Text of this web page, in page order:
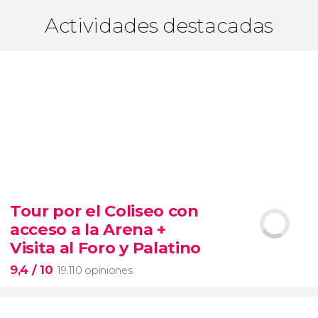
Actividades destacadas
Tour por el Coliseo con
acceso a la Arena +
Visita al Foro y Palatino
9,4 / 10 19.110 opiniones